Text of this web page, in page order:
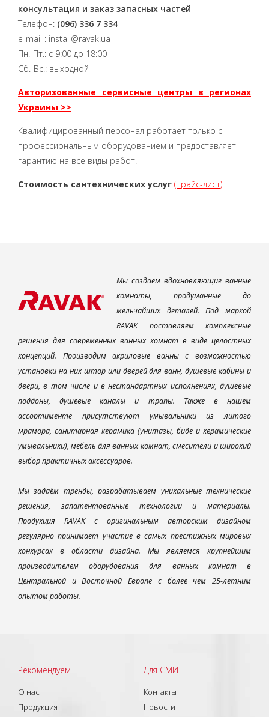
консультация и заказ запасных частей
Телефон: (096) 336 7 334
e-mail : install@ravak.ua
Пн.-Пт.: с 9:00 до 18:00
Сб.-Вс.: выходной
Авторизованные сервисные центры в регионах
Украины >>
Квалифицированный персонал работает только с
профессиональным оборудованием и предоставляет
гарантию на все виды работ.
Стоимость сантехнических услуг (прайс-лист)
Мы создаем вдохновляющие ванные
комнаты, продуманные до
мельчайших деталей. Под маркой
RAVAK поставляем комплексные
решения для современных ванных комнат в виде целостных
концепций. Производим акриловые ванны с возможностью
установки на них штор или дверей для ванн, душевые кабины и
двери, в том числе и в нестандартных исполнениях, душевые
поддоны, душевые каналы и трапы. Также в нашем
ассортименте присутствуют умывальники из литого
мрамора, санитарная керамика (унитазы, биде и керамические
умывальники), мебель для ванных комнат, смесители и широкий
выбор практичных аксессуаров.
Мы задаём тренды, разрабатываем уникальные технические
решения, запатентованные технологии и материалы.
Продукция RAVAK с оригинальным авторским дизайном
регулярно принимает участие в самых престижных мировых
конкурсах в области дизайна. Мы являемся крупнейшим
производителем оборудования для ванных комнат в
Центральной и Восточной Европе с более чем 25-летним
опытом работы.
Рекомендуем
О нас
Продукция
Для СМИ
Контакты
Новости